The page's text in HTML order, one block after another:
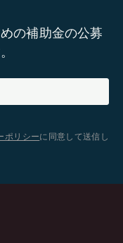
の補助金の公募
ポリシーに同意して送信し